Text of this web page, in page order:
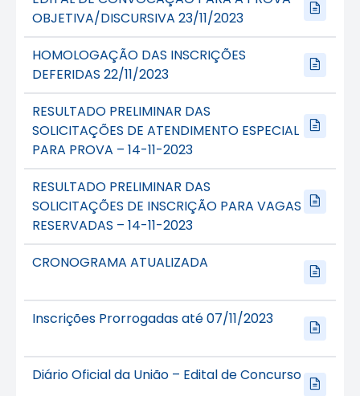
OBJETIVA/DISCURSIVA 23/11/2023
HOMOLOGAÇÃO DAS INSCRIÇÕES
DEFERIDAS 22/11/2023
RESULTADO PRELIMINAR DAS
SOLICITAÇÕES DE ATENDIMENTO ESPECIAL
PARA PROVA – 14-11-2023
RESULTADO PRELIMINAR DAS
SOLICITAÇÕES DE INSCRIÇÃO PARA VAGAS
RESERVADAS – 14-11-2023
CRONOGRAMA ATUALIZADA
Inscrições Prorrogadas até 07/11/2023
Diário Oficial da União – Edital de Concurso